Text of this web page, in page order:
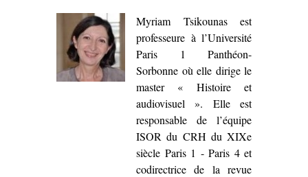
Myriam Tsikounas est
professeure à l’Université
Paris 1 Panthéon-
Sorbonne où elle dirige le
master « Histoire et
audiovisuel ». Elle est
responsable de l’équipe
ISOR du CRH du XIXe
siècle Paris 1 - Paris 4 et
codirectrice de la revue